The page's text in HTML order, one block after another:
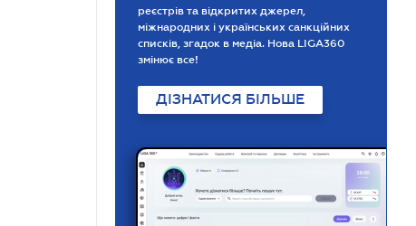
реєстрів та відкритих джерел,
міжнародних і українських санкційних
списків, згадок в медіа. Нова LIGA360
змінює все!
ДІЗНАТИСЯ БІЛЬШЕ